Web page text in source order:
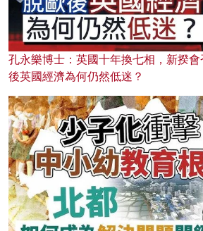
孔永樂博士：英國十年換七相，新揆
後英國經濟為何仍然低迷？